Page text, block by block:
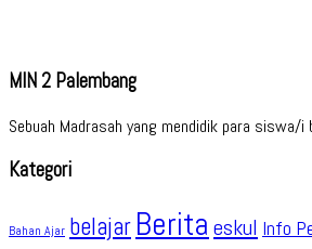
MIN 2 Palembang
Sebuah Madrasah yang mendidik para siswa/i
Kategori
Bahan Ajar belajar Berita eskul Info